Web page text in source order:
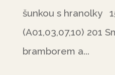
šunkou s hranolky
(A01,03,07,10) 201
bramborem a...